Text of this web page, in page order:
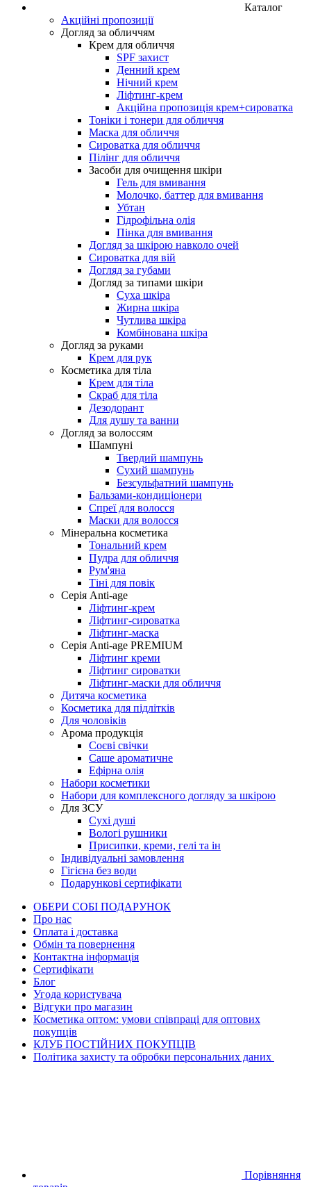
Каталог
Акційні пропозиції
Догляд за обличчям
Крем для обличчя
SPF захист
Денний крем
Нічний крем
Ліфтинг-крем
Акційна пропозиція крем+сироватка
Тоніки і тонери для обличчя
Маска для обличчя
Сироватка для обличчя
Пілінг для обличчя
Засоби для очищення шкіри
Гель для вмивання
Молочко, баттер для вмивання
Убтан
Гідрофільна олія
Пінка для вмивання
Догляд за шкірою навколо очей
Сироватка для вій
Догляд за губами
Догляд за типами шкіри
Суха шкіра
Жирна шкіра
Чутлива шкіра
Комбінована шкіра
Догляд за руками
Крем для рук
Косметика для тіла
Крем для тіла
Скраб для тіла
Дезодорант
Для душу та ванни
Догляд за волоссям
Шампуні
Твердий шампунь
Сухий шампунь
Безсульфатний шампунь
Бальзами-кондиціонери
Спреї для волосся
Маски для волосся
Мінеральна косметика
Тональний крем
Пудра для обличчя
Рум'яна
Тіні для повік
Серія Anti-age
Ліфтинг-крем
Ліфтинг-сироватка
Ліфтинг-маска
Серія Anti-age PREMIUM
Ліфтинг креми
Ліфтинг сироватки
Ліфтинг-маски для обличчя
Дитяча косметика
Косметика для підлітків
Для чоловіків
Арома продукція
Соєві свічки
Саше ароматичне
Ефірна олія
Набори косметики
Набори для комплексного догляду за шкірою
Для ЗСУ
Сухі душі
Вологі рушники
Присипки, креми, гелі та ін
Індивідуальні замовлення
Гігієна без води
Подарункові сертифікати
ОБЕРИ СОБІ ПОДАРУНОК
Про нас
Оплата і доставка
Обмін та повернення
Контактна інформація
Сертифікати
Блог
Угода користувача
Відгуки про магазин
Косметика оптом: умови співпраці для оптових
покупців
КЛУБ ПОСТІЙНИХ ПОКУПЦІВ
Політика захисту та обробки персональних даних
Порівняння